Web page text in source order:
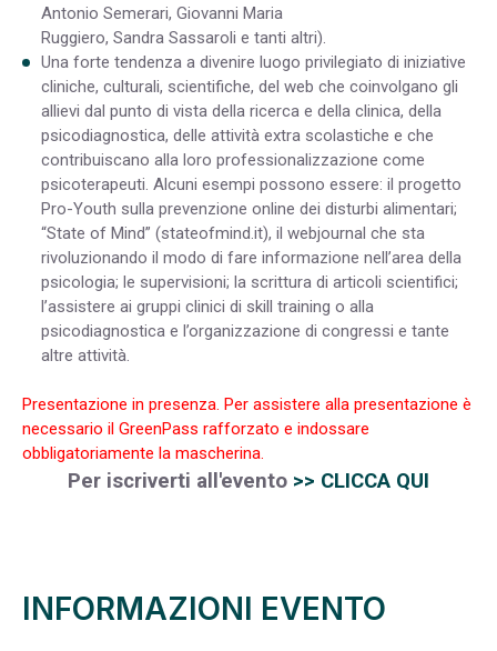
Antonio Semerari, Giovanni Maria
Ruggiero, Sandra Sassaroli e tanti altri).
Una forte tendenza a divenire luogo privilegiato di iniziative
cliniche, culturali, scientifiche, del web che coinvolgano gli
allievi dal punto di vista della ricerca e della clinica, della
psicodiagnostica, delle attività extra scolastiche e che
contribuiscano alla loro professionalizzazione come
psicoterapeuti. Alcuni esempi possono essere: il progetto
Pro-Youth sulla prevenzione online dei disturbi alimentari;
“State of Mind” (stateofmind.it), il webjournal che sta
rivoluzionando il modo di fare informazione nell’area della
psicologia; le supervisioni; la scrittura di articoli scientifici;
l’assistere ai gruppi clinici di skill training o alla
psicodiagnostica e l’organizzazione di congressi e tante
altre attività.
Presentazione in presenza. Per assistere alla presentazione è
necessario il GreenPass rafforzato e indossare
obbligatoriamente la mascherina.
Per iscriverti all'evento >> CLICCA QUI
INFORMAZIONI EVENTO